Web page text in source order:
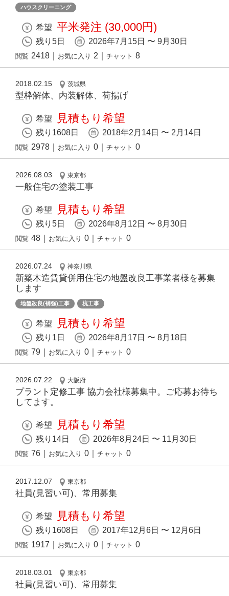
ハウスクリーニング
希望 平米発注 (30,000円)
残り5日 2026年7月15日 〜 9月30日
閲覧 2418 お気に入り 2 チャット 8
2018.02.15 茨城県
型枠解体、内装解体、荷揚げ
希望 見積もり希望
残り1608日 2018年2月14日 〜 2月14日
閲覧 2978 お気に入り 0 チャット 0
2026.08.03 東京都
一般住宅の塗装工事
希望 見積もり希望
残り5日 2026年8月12日 〜 8月30日
閲覧 48 お気に入り 0 チャット 0
2026.07.24 神奈川県
新築木造賃貸併用住宅の地盤改良工事業者様を募集
します
地盤改良(補強)工事 杭工事
希望 見積もり希望
残り1日 2026年8月17日 〜 8月18日
閲覧 79 お気に入り 0 チャット 0
2026.07.22 大阪府
プラント定修工事 協力会社様募集中。ご応募お待ち
してます。
希望 見積もり希望
残り14日 2026年8月24日 〜 11月30日
閲覧 76 お気に入り 0 チャット 0
2017.12.07 東京都
社員(見習い可)、常用募集
希望 見積もり希望
残り1608日 2017年12月6日 〜 12月6日
閲覧 1917 お気に入り 0 チャット 0
2018.03.01 東京都
社員(見習い可)、常用募集